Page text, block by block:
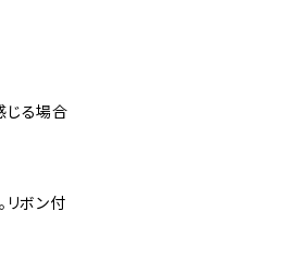
じる場合
リボン付